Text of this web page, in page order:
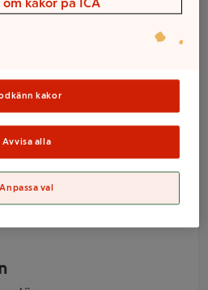
Curls
om kakor på ICA
kakor
Avvisa alla
Anpassa val